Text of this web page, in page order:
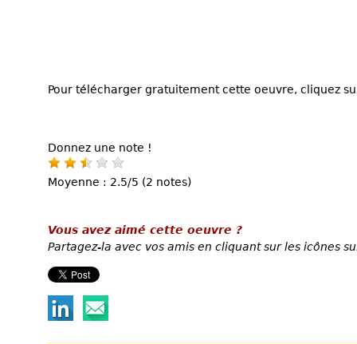
Pour télécharger gratuitement cette oeuvre, cliquez
Donnez une note !
Moyenne : 2.5/5 (2 notes)
Vous avez aimé cette oeuvre ?
Partagez-la avec vos amis en cliquant sur les icônes